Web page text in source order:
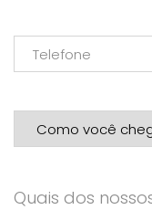
Quais dos